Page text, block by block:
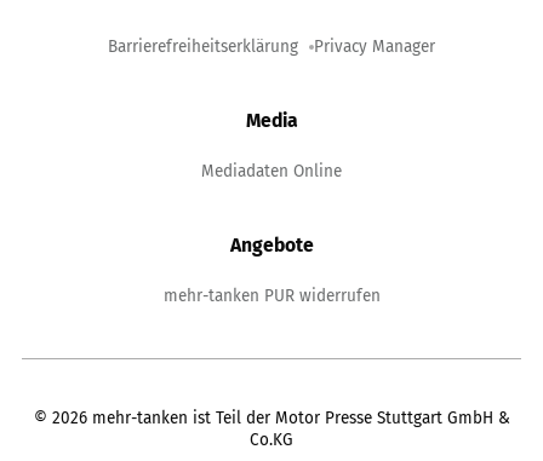
Barrierefreiheitserklärung Privacy Manager
Media
Mediadaten Online
Angebote
mehr-tanken PUR widerrufen
© 2026 mehr-tanken ist Teil der Motor Presse Stuttgart GmbH &
Co.KG